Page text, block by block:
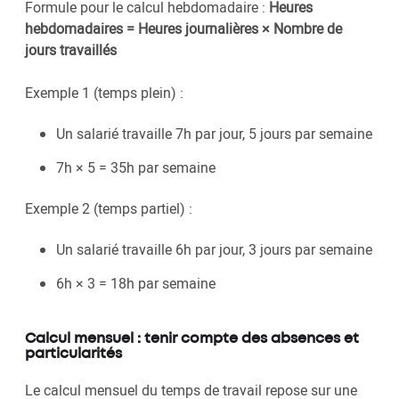
Formule pour le calcul hebdomadaire : Heures
hebdomadaires = Heures journalières × Nombre de
jours travaillés
Exemple 1 (temps plein) :
Un salarié travaille 7h par jour, 5 jours par semaine
7h × 5 = 35h par semaine
Exemple 2 (temps partiel) :
Un salarié travaille 6h par jour, 3 jours par semaine
6h × 3 = 18h par semaine
Calcul mensuel : tenir compte des absences et
particularités
Le calcul mensuel du temps de travail repose sur une